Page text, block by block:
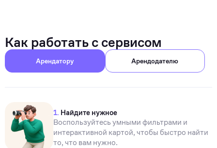
Как работать с сервисом
Арендатору Арендодателю
1. Найдите нужное
Воспользуйтесь умными фильтрами и
интерактивной картой, чтобы быстро найти
то, что вам нужно.